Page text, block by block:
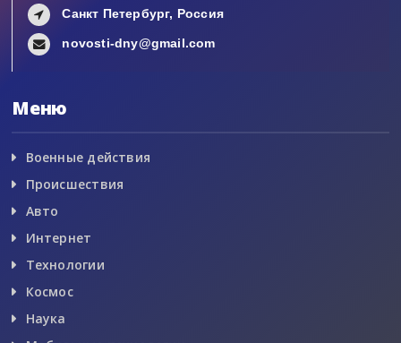
Санкт Петербург, Россия
novosti-dny@gmail.com
Меню
Военные действия
Происшествия
Авто
Интернет
Технологии
Космос
Наука